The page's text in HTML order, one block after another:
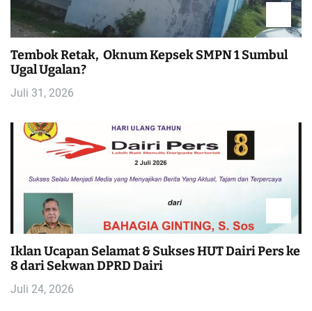
Tembok Retak, Oknum Kepsek SMPN 1 Sumbul
Ugal Ugalan?
Juli 31, 2026
Iklan Ucapan Selamat & Sukses HUT Dairi Pers ke
8 dari Sekwan DPRD Dairi
Juli 24, 2026